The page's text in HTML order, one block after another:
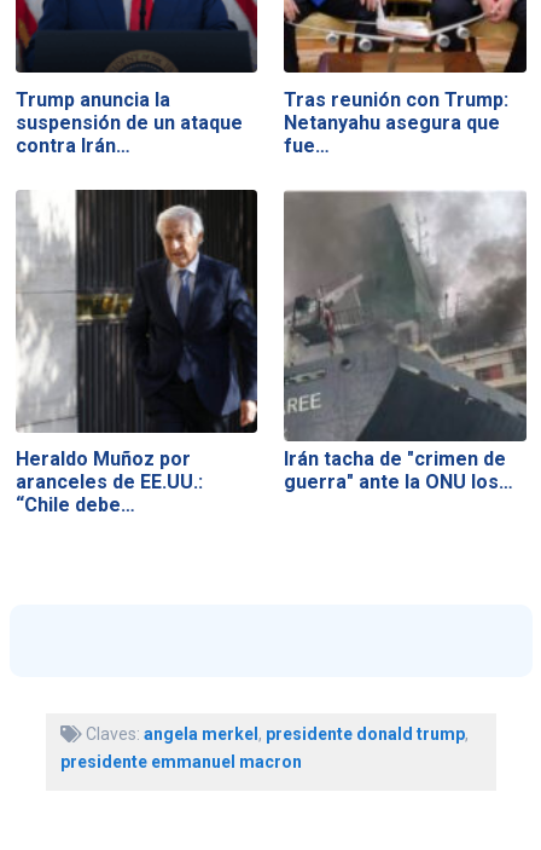
Trump anuncia la
suspensión de un ataque
contra Irán…
Tras reunión con Trump:
Netanyahu asegura que
fue…
Heraldo Muñoz por
aranceles de EE.UU.:
“Chile debe…
Irán tacha de "crimen de
guerra" ante la ONU los…
Claves: angela merkel, presidente donald trump,
presidente emmanuel macron